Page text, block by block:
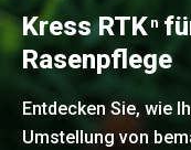
Kress RTK n
Rasenpflege
Entdecken Sie, wie
Umstellung von